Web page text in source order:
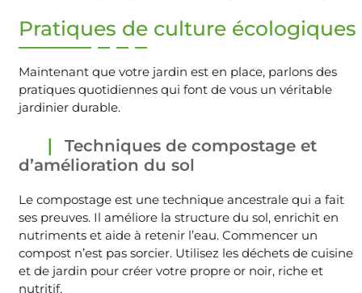
Pratiques de culture écologiques
Maintenant que votre jardin est en place, parlons des
pratiques quotidiennes qui font de vous un véritable
jardinier durable.
Techniques de compostage et
d’amélioration du sol
Le compostage est une technique ancestrale qui a fait
ses preuves. Il améliore la structure du sol, enrichit en
nutriments et aide à retenir l’eau. Commencer un
compost n’est pas sorcier. Utilisez les déchets de cuisine
et de jardin pour créer votre propre or noir, riche et
nutritif.